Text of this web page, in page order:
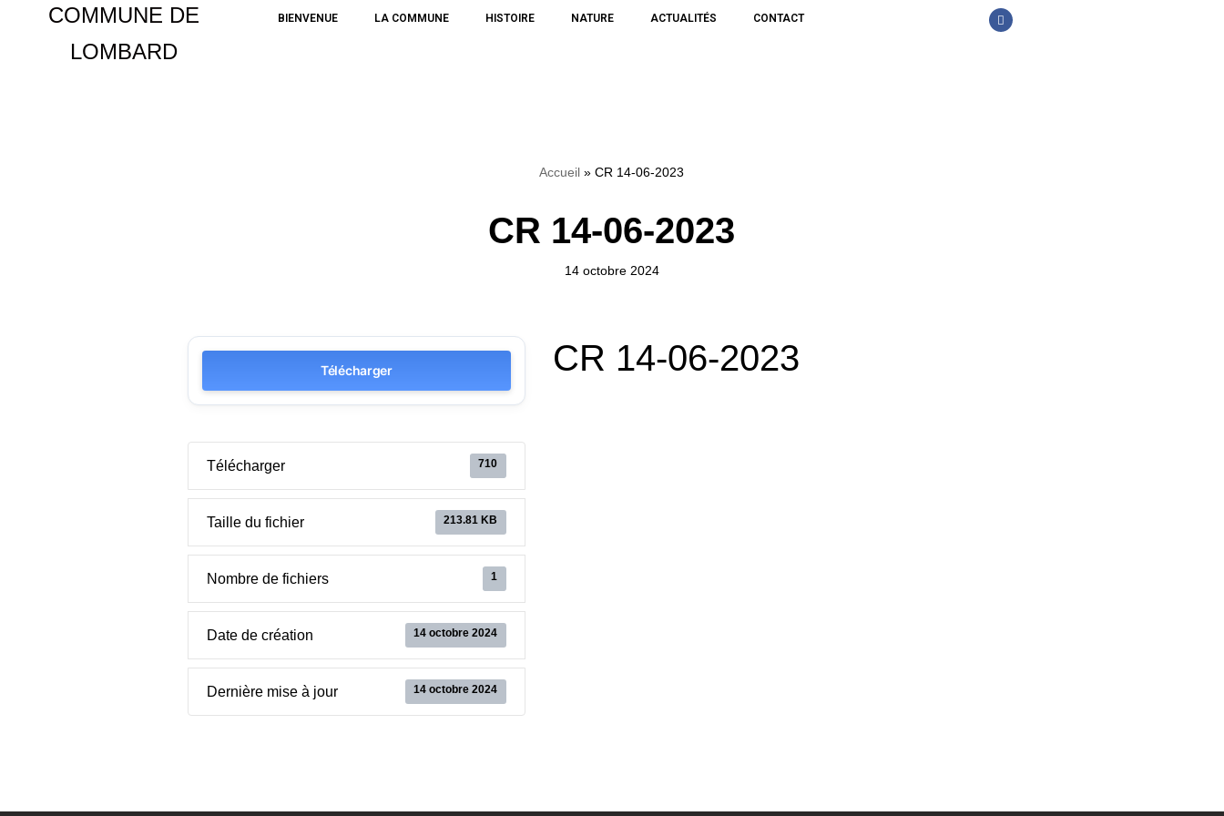
COMMUNE DE
LOMBARD
BIENVENUE LA COMMUNE HISTOIRE NATURE ACTUALITÉS CONTACT
Accueil »CR 14-06-2023
CR 14-06-2023
14 octobre 2024
Télécharger
Télécharger 710
Taille du fichier 213.81 KB
Nombre de fichiers 1
Date de création 14 octobre 2024
Dernière mise à jour 14 octobre 2024
CR 14-06-2023